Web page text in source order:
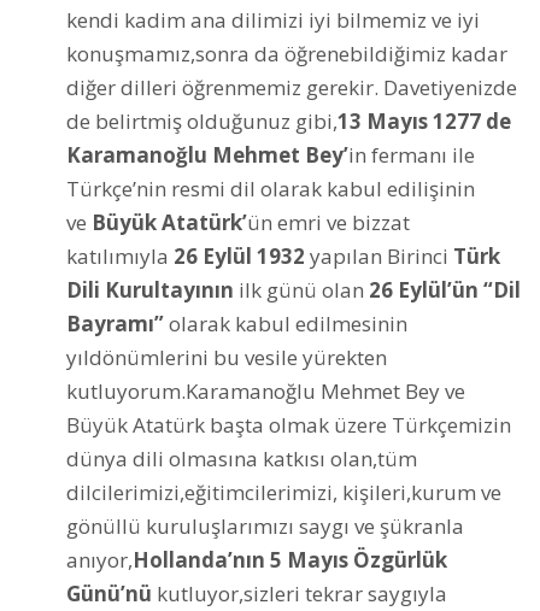
kendi kadim ana dilimizi iyi bilmemiz ve iyi
konuşmamız,sonra da öğrenebildiğimiz kadar
diğer dilleri öğrenmemiz gerekir. Davetiyenizde
de belirtmiş olduğunuz gibi,13 Mayıs 1277 de
Karamanoğlu Mehmet Bey’in fermanı ile
Türkçe’nin resmi dil olarak kabul edilişinin
ve Büyük Atatürk’ün emri ve bizzat
katılımıyla 26 Eylül 1932 yapılan Birinci Türk
Dili Kurultayının ilk günü olan 26 Eylül’ün “Dil
Bayramı”olarak kabul edilmesinin
yıldönümlerini bu vesile yürekten
kutluyorum.Karamanoğlu Mehmet Bey ve
Büyük Atatürk başta olmak üzere Türkçemizin
dünya dili olmasına katkısı olan,tüm
dilcilerimizi,eğitimcilerimizi, kişileri,kurum ve
gönüllü kuruluşlarımızı saygı ve şükranla
anıyor,Hollanda’nın 5 Mayıs Özgürlük
Günü’nü kutluyor,sizleri tekrar saygıyla